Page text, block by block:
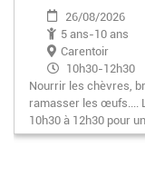
26/08/2026
5 ans-10 ans
Carentoir
10h30-12h30
Nourrir les chèvres,
ramasser les œufs....
10h30 à 12h30 pour